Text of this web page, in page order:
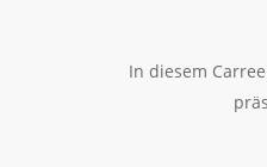
In diesem